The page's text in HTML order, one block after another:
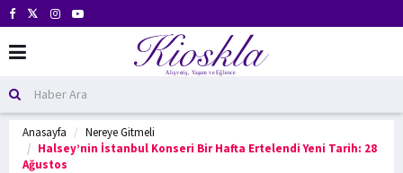
Anasayfa
Nereye Gitmeli
Halsey’nin İstanbul Konseri Bir Hafta Ertelendi Yeni Tarih: 28
Ağustos